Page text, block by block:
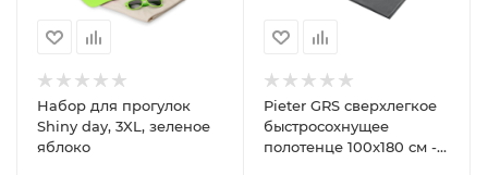
Набор для прогулок
Shiny day, 3XL, зеленое
яблоко
Pieter GRS сверхлегкое
быстросохнущее
полотенце 100x180 см -